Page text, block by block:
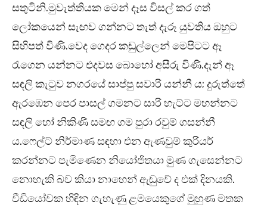
සතුටිනි.මුවැත්තියක මෙන් දෑස විසල් කර ගත්
ලෝකයෙන් සැඟව ගන්නට තැත් දැරූ යුවතිය ඔහුට
සිහිපත් විණි.වෙද ගෙදර කඩුල්ලෙන් මෙපිටට ඈ
රැගෙන යන්නට එදවස බොහෝ අසීරු විණි.දැන් ඈ
සඳලි කැටුව නගරයේ සාප්පු සවාරි යන්නී ය; දුරුත්තේ
ඇරඹෙන පෙර පාසල් ගමනට සාරි හැට්ට මහන්නට
සඳලි හෝ නිකිණි සමඟ ගම පුරා රවුම් ගසන්නී
ය.ෆෙල්ට් නිර්මාණ සඳහා එන ඇණවුම් කුරියර්
කරන්නට පැමිණෙන නියෝජිතයා මුණ ගැසෙන්නට
නොහැකි බව කියා නාහෙන් ඇඬුවේ ද එක් දිනයකි.
වීඩියෝවක හිඳින ගැහැණු ළමයෙකුගේ මුහුණ මතක